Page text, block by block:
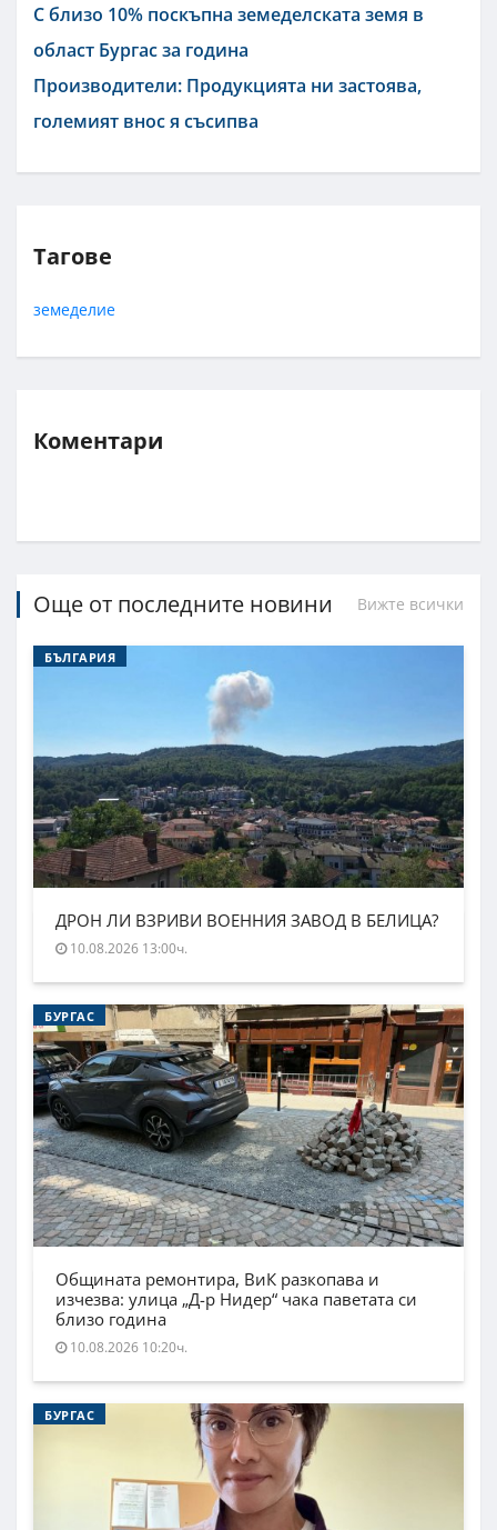
С близо 10% поскъпна земеделската земя в
област Бургас за година
Производители: Продукцията ни застоява,
големият внос я съсипва
Тагове
земеделие
Коментари
Още от последните новини Вижте всички
БЪЛГАРИЯ
ДРОН ЛИ ВЗРИВИ ВОЕННИЯ ЗАВОД В БЕЛИЦА?
10.08.2026 13:00ч.
БУРГАС
Общината ремонтира, ВиК разкопава и
изчезва: улица „Д-р Нидер“ чака паветата си
близо година
10.08.2026 10:20ч.
БУРГАС